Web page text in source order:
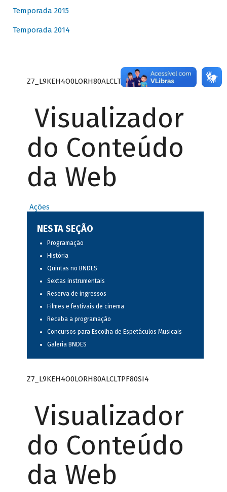
Temporada 2015
Temporada 2014
Z7_L9KEH4O0LORH80ALCLTPF80S27
Visualizador
do Conteúdo
da Web
Ações
NESTA SEÇÃO
Programação
História
Quintas no BNDES
Sextas instrumentais
Reserva de ingressos
Filmes e festivais de cinema
Receba a programação
Concursos para Escolha de Espetáculos Musicais
Galeria BNDES
Z7_L9KEH4O0LORH80ALCLTPF80SI4
Visualizador
do Conteúdo
da Web